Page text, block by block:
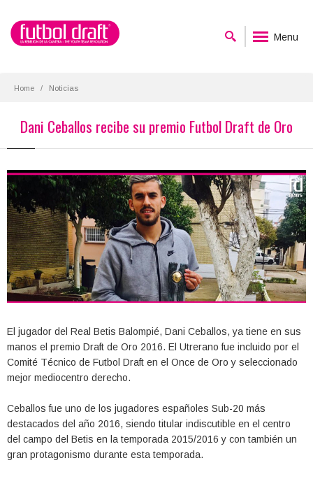
Menu
Home Noticias
Dani Ceballos recibe su premio Futbol Draft de Oro
El jugador del Real Betis Balompié, Dani Ceballos, ya tiene en sus
manos el premio Draft de Oro 2016. El Utrerano fue incluido por el
Comité Técnico de Futbol Draft en el Once de Oro y seleccionado
mejor mediocentro derecho.
Ceballos fue uno de los jugadores españoles Sub-20 más
destacados del año 2016, siendo titular indiscutible en el centro
del campo del Betis en la temporada 2015/2016 y con también un
gran protagonismo durante esta temporada.